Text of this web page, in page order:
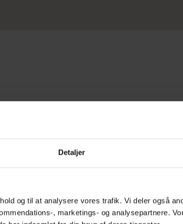
Detaljer
og til at analysere vores trafik. Vi deler også
, marketings- og analysepartnere.